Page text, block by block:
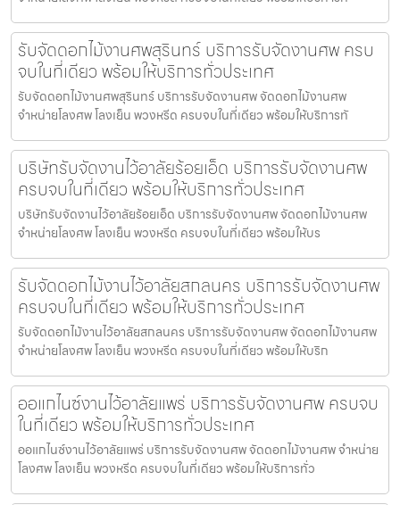
รับจัดดอกไม้งานศพสุรินทร์ บริการรับจัดงานศพ ครบ
จบในที่เดียว พร้อมให้บริการทั่วประเทศ
รับจัดดอกไม้งานศพสุรินทร์ บริการรับจัดงานศพ จัดดอกไม้งานศพ
จำหน่ายโลงศพ โลงเย็น พวงหรีด ครบจบในที่เดียว พร้อมให้บริการทั
บริษัทรับจัดงานไว้อาลัยร้อยเอ็ด บริการรับจัดงานศพ
ครบจบในที่เดียว พร้อมให้บริการทั่วประเทศ
บริษัทรับจัดงานไว้อาลัยร้อยเอ็ด บริการรับจัดงานศพ จัดดอกไม้งานศพ
จำหน่ายโลงศพ โลงเย็น พวงหรีด ครบจบในที่เดียว พร้อมให้บร
รับจัดดอกไม้งานไว้อาลัยสกลนคร บริการรับจัดงานศพ
ครบจบในที่เดียว พร้อมให้บริการทั่วประเทศ
รับจัดดอกไม้งานไว้อาลัยสกลนคร บริการรับจัดงานศพ จัดดอกไม้งานศพ
จำหน่ายโลงศพ โลงเย็น พวงหรีด ครบจบในที่เดียว พร้อมให้บริก
ออแกไนซ์งานไว้อาลัยแพร่ บริการรับจัดงานศพ ครบจบ
ในที่เดียว พร้อมให้บริการทั่วประเทศ
ออแกไนซ์งานไว้อาลัยแพร่ บริการรับจัดงานศพ จัดดอกไม้งานศพ จำหน่าย
โลงศพ โลงเย็น พวงหรีด ครบจบในที่เดียว พร้อมให้บริการทั่ว